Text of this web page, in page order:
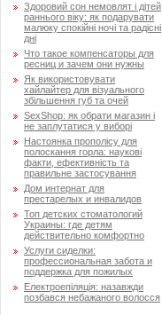
Здоровий сон немовлят і дітей
раннього віку: як подарувати
малюку спокійні ночі та радісні
дні
Что такое компенсаторы для
ресниц и зачем они нужны
Як використовувати
хайлайтер для візуального
збільшення губ та очей
SexShop: як обрати магазин і
не заплутатися у виборі
Настоянка прополісу для
полоскання горла: наукові
факти, ефективність та
правильне застосування
Дом интернат для
престарелых и инвалидов
Топ детских стоматологий
Украины: где детям
действительно комфортно
Услуги сиделки:
профессиональная забота и
поддержка для пожилых
Електроепіляція: назавжди
позбався небажаного волосся